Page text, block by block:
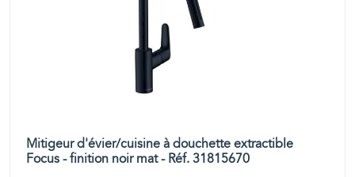
Mitigeur d'évier/cuisine à douchette extractible
Focus - finition noir mat - Réf. 31815670